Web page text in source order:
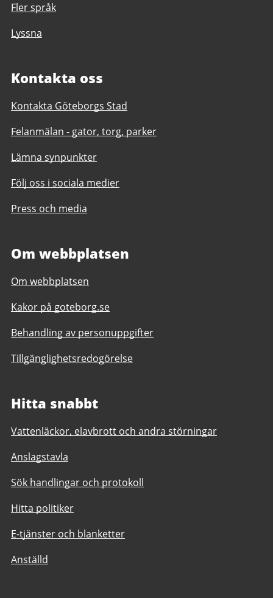
Fler språk
Lyssna
Kontakta oss
Kontakta Göteborgs Stad
Felanmälan - gator, torg, parker
Lämna synpunkter
Följ oss i sociala medier
Press och media
Om webbplatsen
Om webbplatsen
Kakor på goteborg.se
Behandling av personuppgifter
Tillgänglighetsredogörelse
Hitta snabbt
Vattenläckor, elavbrott och andra störningar
Anslagstavla
Sök handlingar och protokoll
Hitta politiker
E-tjänster och blanketter
Anställd